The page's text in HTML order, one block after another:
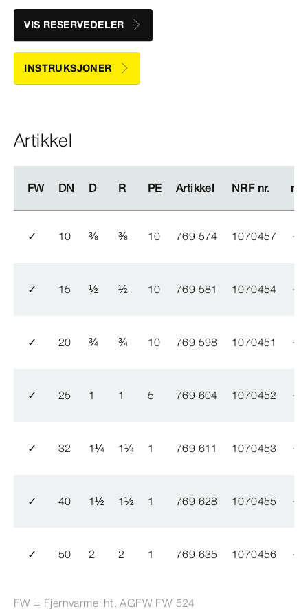
VIS RESERVEDELER
INSTRUKSJONER
Artikkel
FW DN D R PE Artikkel NRF nr.
FW DN D R PE Artikkel NRF nr.
✓ 10 ⅜ ⅜ 10 769 574 1070457
✓ 15 ½ ½ 10 769 581 1070454
✓ 20 ¾ ¾ 10 769 598 1070451
✓ 25 1 1 5 769 604 1070452
✓ 32 1¼ 1¼ 1 769 611 1070453
✓ 40 1½ 1½ 1 769 628 1070455
✓ 50 2 2 1 769 635 1070456
FW = Fjernvarme iht. AGFW FW 524